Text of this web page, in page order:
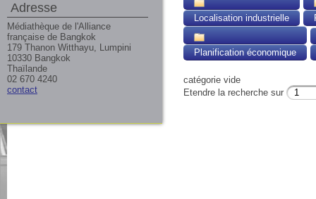
Localisation industrielle
Planification économique
catégorie vide
Etendre la recherche sur
Adresse
Médiathèque de l'Alliance
française de Bangkok
179 Thanon Witthayu, Lumpini
10330 Bangkok
Thaïlande
02 670 4240
contact